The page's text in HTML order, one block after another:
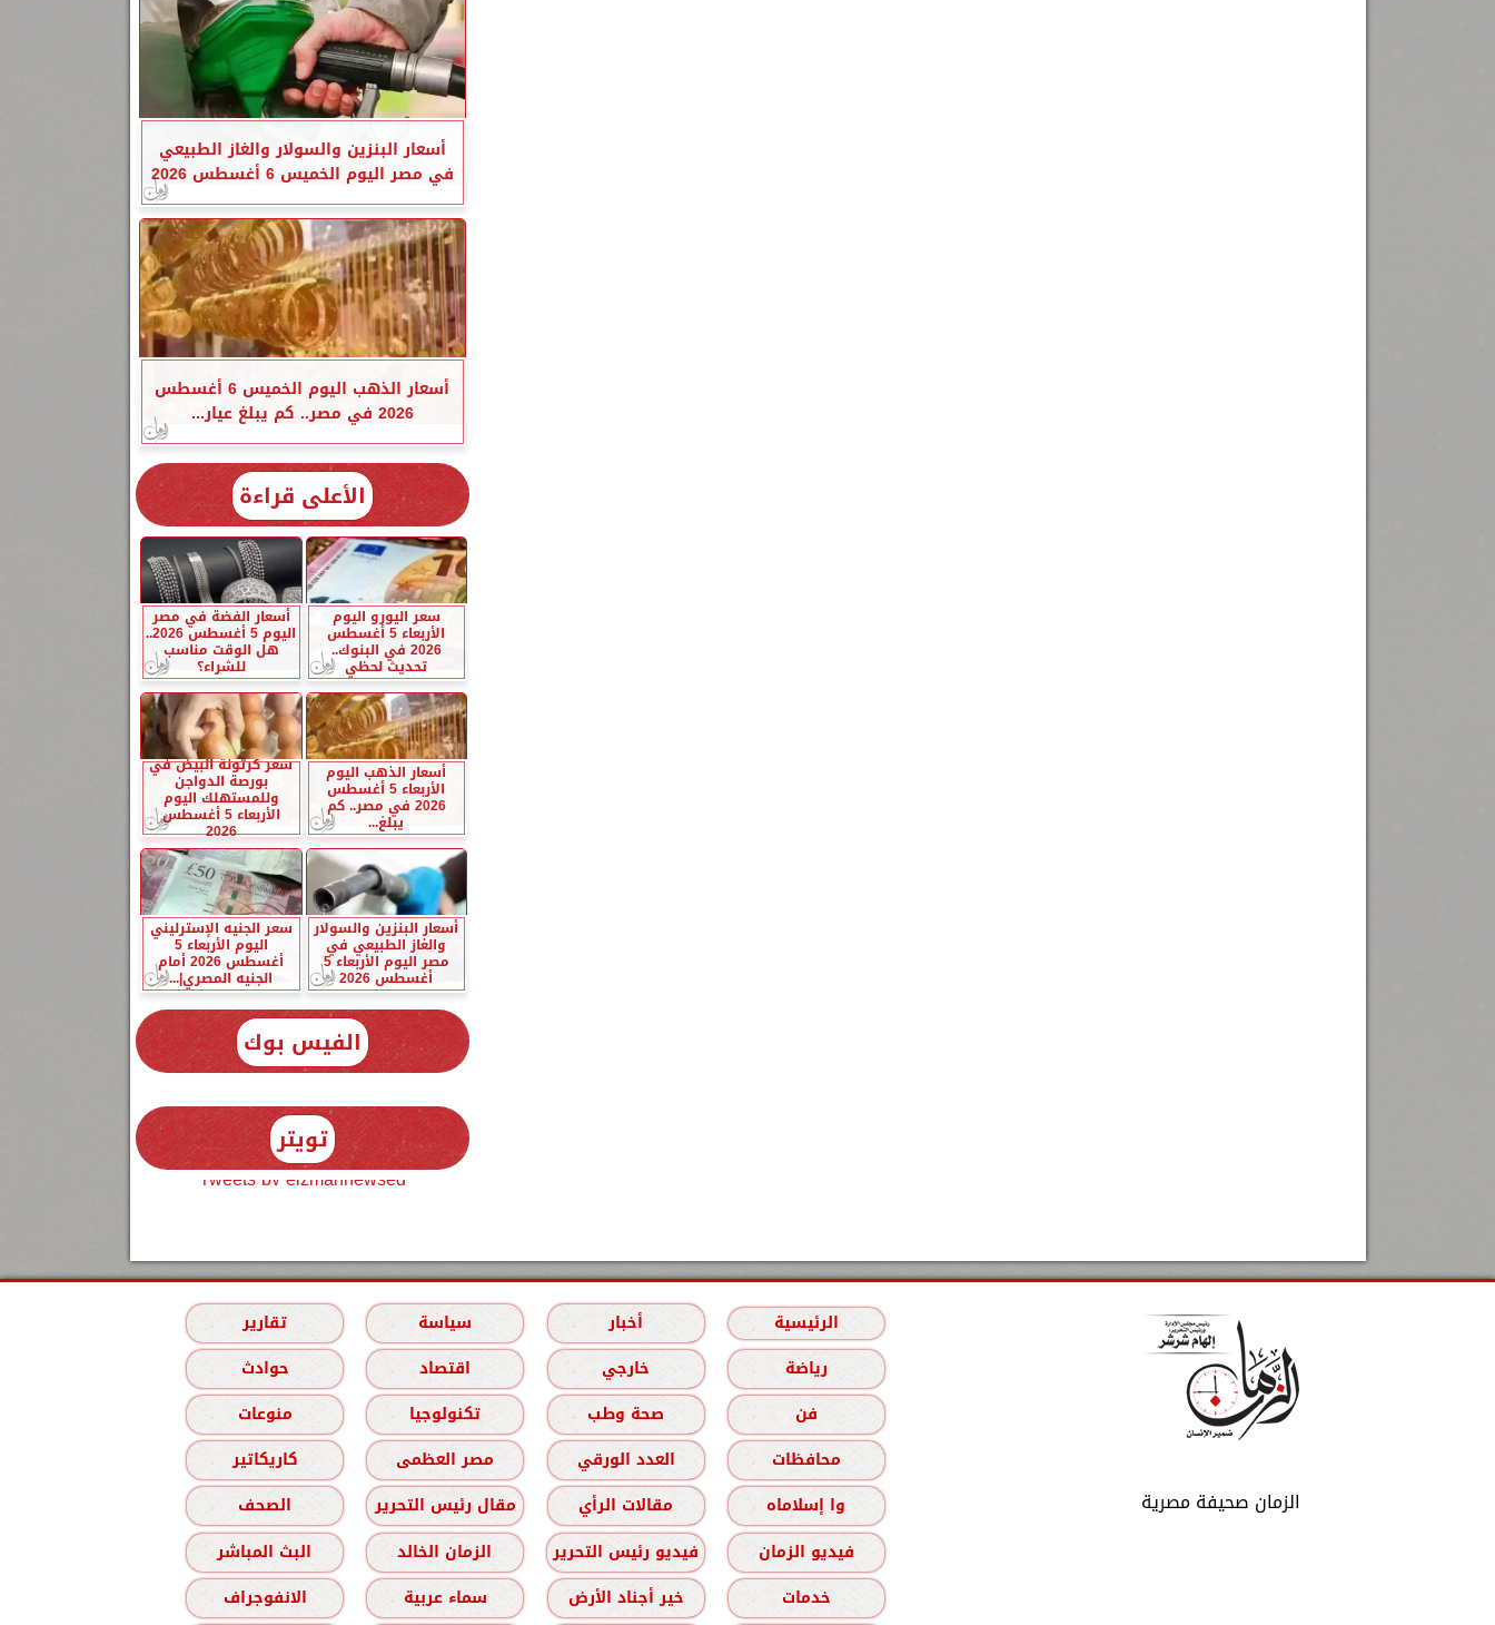
أسعار البنزين والسولار والغاز الطبيعي
في مصر اليوم الخميس 6 أغسطس 2026
أسعار الذهب اليوم الخميس 6 أغسطس
2026 في مصر.. كم يبلغ عيار...
الأعلى قراءة
سعر اليورو اليوم
الأربعاء 5 أغسطس
2026 في البنوك..
تحديث لحظي
أسعار الفضة في مصر
اليوم 5 أغسطس 2026..
هل الوقت مناسب
للشراء؟
أسعار الذهب اليوم
الأربعاء 5 أغسطس
2026 في مصر.. كم
يبلغ...
سعر كرتونة البيض في
بورصة الدواجن
وللمستهلك اليوم
الأربعاء 5 أغسطس
2026
أسعار البنزين والسولار
والغاز الطبيعي في
مصر اليوم الأربعاء 5
أغسطس 2026
سعر الجنيه الإسترليني
اليوم الأربعاء 5
أغسطس 2026 أمام
الجنيه المصري|...
الفيس بوك
تويتر
Tweets by elzmannewseg
الزمان صحيفة مصرية
الرئيسية أخبار سياسة
تقارير
رياضة
خارجي اقتصاد
حوادث
فن
صحة وطب تكنولوجيا
منوعات
محافظات
العدد الورقي مصر العظمى
كاريكاتير
وا إسلاماه
مقالات الرأي مقال رئيس التحرير
الصحف
فيديو الزمان
فيديو رئيس التحرير الزمان الخالد
البث المباشر
خدمات
خير أجناد الأرض سماء عربية الانفوجراف